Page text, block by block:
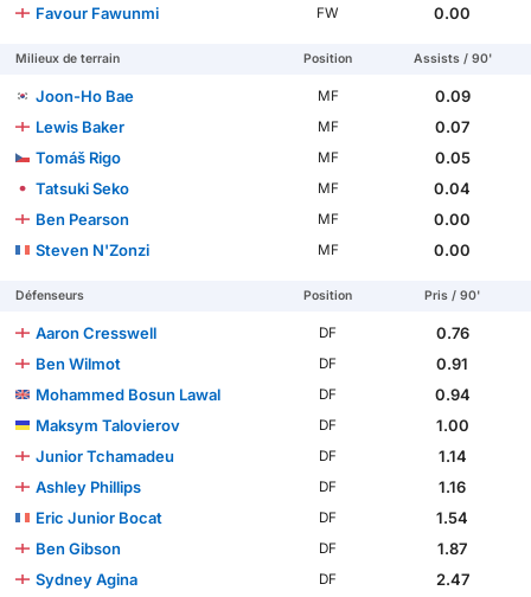
Favour Fawunmi FW 0.00
Milieux de terrain Position Assists / 90'
Joon-Ho Bae MF
0.09
Lewis Baker
MF
0.07
Tomáš Rigo
MF
0.05
Tatsuki Seko
MF
0.04
Ben Pearson
MF
0.00
Steven N'Zonzi
MF 0.00
Défenseurs Position Pris / 90'
Aaron Cresswell DF
0.76
Ben Wilmot
DF
0.91
Mohammed Bosun Lawal
DF
0.94
Maksym Talovierov
DF
1.00
Junior Tchamadeu
DF
1.14
Ashley Phillips
DF
1.16
Eric Junior Bocat
DF
1.54
Ben Gibson
DF
1.87
Sydney Agina
DF
2.47